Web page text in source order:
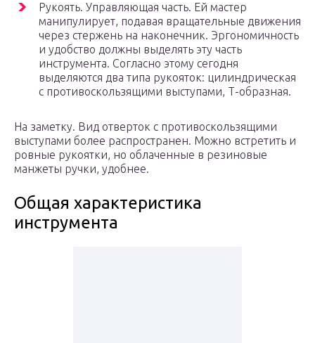
Рукоять. Управляющая часть. Ей мастер
манипулирует, подавая вращательные движения
через стержень на наконечник. Эргономичность
и удобство должны выделять эту часть
инструмента. Согласно этому сегодня
выделяются два типа рукояток: цилиндрическая
с противоскользящими выступами, Т-образная.
На заметку. Вид отверток с противоскользящими
выступами более распространен. Можно встретить и
ровные рукоятки, но облаченные в резиновые
манжеты ручки, удобнее.
Общая характеристика
инструмента